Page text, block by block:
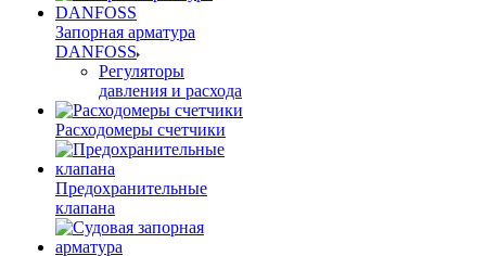
Запорная арматура
DANFOSS
Регуляторы
давления и расхода
Расходомеры счетчики
Предохранительные
клапана